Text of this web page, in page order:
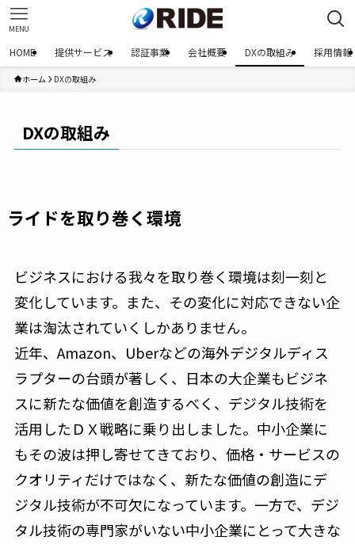
MENU
HOME 提供サービス 認証事業 会社概要 DXの取組み 採用情報
ホーム DXの取組み
DXの取組み
ライドを取り巻く環境
ビジネスにおける我々を取り巻く環境は刻一刻と
変化しています。また、その変化に対応できない企
業は淘汰されていくしかありません。
近年、Amazon、Uberなどの海外デジタルディス
ラプターの台頭が著しく、日本の大企業もビジネ
スに新たな価値を創造するべく、デジタル技術を
活用したＤＸ戦略に乗り出しました。中小企業に
もその波は押し寄せてきており、価格・サービスの
クオリティだけではなく、新たな価値の創造にデ
ジタル技術が不可欠になっています。一方で、デジ
タル技術の専門家がいない中小企業にとって大きな